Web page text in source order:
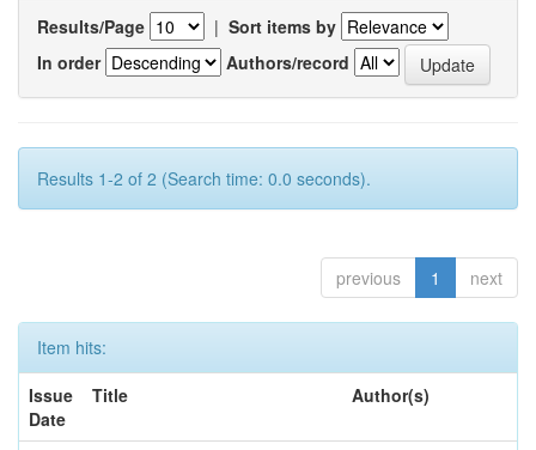
Results/Page | Sort items by
In order
Authors/record
Results 1-2 of 2 (Search time: 0.0 seconds).
previous 1 next
Item hits:
Issue
Date
Title Author(s)